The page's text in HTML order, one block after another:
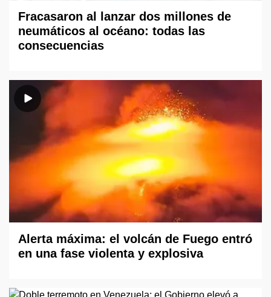
Fracasaron al lanzar dos millones de
neumáticos al océano: todas las
consecuencias
Alerta máxima: el volcán de Fuego entró
en una fase violenta y explosiva